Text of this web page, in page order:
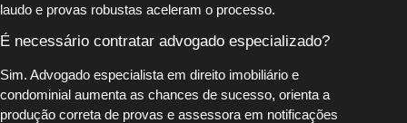
laudo e provas robustas aceleram o processo.
É necessário contratar advogado especializado?
Sim. Advogado especialista em direito imobiliário e
condominial aumenta as chances de sucesso, orienta a
produção correta de provas e assessora em notificações